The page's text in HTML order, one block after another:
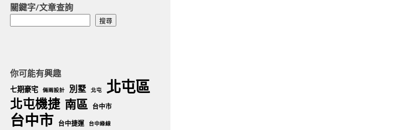
關鍵字/文章查詢
搜尋
你可能有興趣
七期豪宅 倆兩設計 別墅 北屯 北屯區
北屯機捷 南區 台中市
台中市 台中捷運 台中綠線